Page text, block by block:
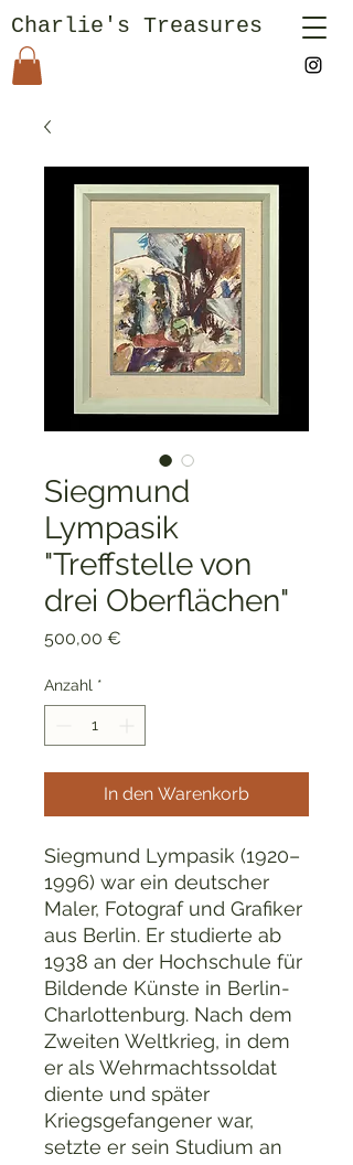
Charlie's Treasures
Siegmund
Lympasik
"Treffstelle von
drei Oberflächen"
500,00 €
Anzahl *
In den Warenkorb
Siegmund Lympasik (1920–
1996) war ein deutscher
Maler, Fotograf und Grafiker
aus Berlin. Er studierte ab
1938 an der Hochschule für
Bildende Künste in Berlin-
Charlottenburg. Nach dem
Zweiten Weltkrieg, in dem
er als Wehrmachtssoldat
diente und später
Kriegsgefangener war,
setzte er sein Studium an